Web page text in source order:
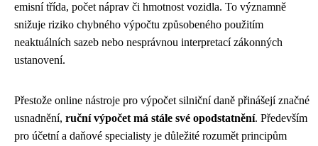
emisní třída, počet náprav či hmotnost vozidla. To významně
snižuje riziko chybného výpočtu způsobeného použitím
neaktuálních sazeb nebo nesprávnou interpretací zákonných
ustanovení.
Přestože online nástroje pro výpočet silniční daně přinášejí značné
usnadnění, ruční výpočet má stále své opodstatnění. Především
pro účetní a daňové specialisty je důležité rozumět principům